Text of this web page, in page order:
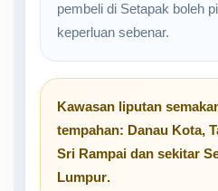
pembeli di Setapak boleh
keperluan sebenar.
Kawasan liputan
tempahan: Danau Kota,
Sri Rampai dan sekitar
Lumpur.